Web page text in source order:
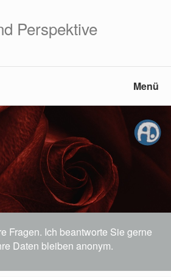
Perspektive
Menü
Fragen. Ich beantworte Sie gerne
Daten bleiben anonym.